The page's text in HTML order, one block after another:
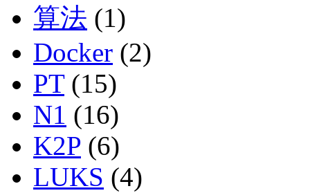
算法 (1)
Docker (2)
PT(15)
N1 (16)
K2P (6)
LUKS (4)